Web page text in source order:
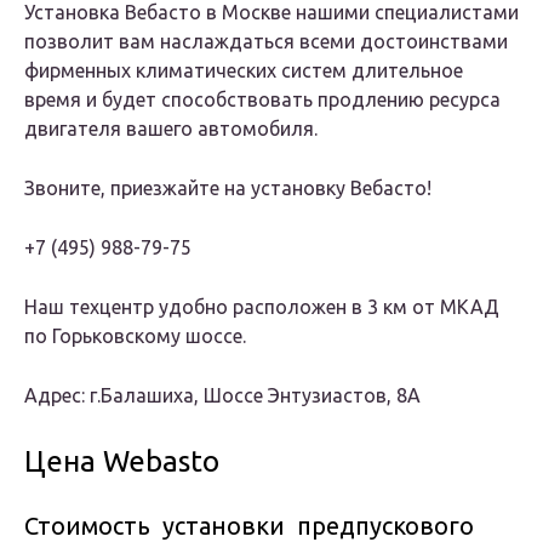
Установка Вебасто в Москве нашими специалистами
позволит вам наслаждаться всеми достоинствами
фирменных климатических систем длительное
время и будет способствовать продлению ресурса
двигателя вашего автомобиля.
Звоните, приезжайте на установку Вебасто!
+7 (495) 988-79-75
Наш техцентр удобно расположен в 3 км от МКАД
по Горьковскому шоссе.
Адрес: г.Балашиха, Шоссе Энтузиастов, 8А
Цена Webasto
Стоимость установки предпускового